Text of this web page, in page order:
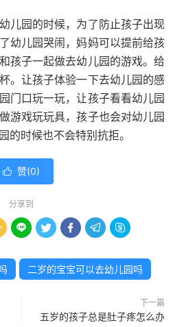
儿园的时候，为了防止孩子出现
幼儿园哭闹，妈妈可以提前给孩
孩子一起做去幼儿园的游戏。给
。让孩子体验一下去幼儿园的感
门口玩一玩，让孩子看看幼儿园
游戏玩玩具，孩子也会对幼儿园
的时候也不会特别抗拒。
 赞(0)
分享到
    
二岁的宝宝可以去幼儿园吗
下一篇
五岁的孩子总是肚子疼怎么办